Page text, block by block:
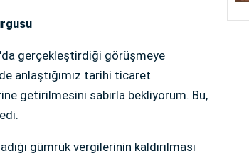
gerçekleştirdiği görüşmeye
anlaştığımız tarihi ticaret
getirilmesini sabırla bekliyorum. Bu,
gümrük vergilerinin kaldırılması